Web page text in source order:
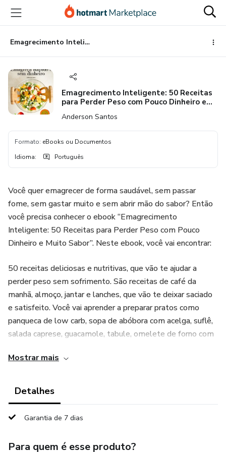
para
conteúdo
principal
para
pagamento
para
rodapé
Emagrecimento Inteligente: 50 Receitas para Perder Peso com Pouco Dinheiro e Muito Sabor
Emagrecimento Inteligente: 50 Receitas
para Perder Peso com Pouco Dinheiro e
Anderson Santos
Formato: eBooks ou Documentos
Idioma: Português
Você quer emagrecer de forma saudável, sem passar
fome, sem gastar muito e sem abrir mão do sabor? Então
você precisa conhecer o ebook “Emagrecimento
Inteligente: 50 Receitas para Perder Peso com Pouco
Dinheiro e Muito Sabor”. Neste ebook, você vai encontrar:
50 receitas deliciosas e nutritivas, que vão te ajudar a
perder peso sem sofrimento. São receitas de café da
manhã, almoço, jantar e lanches, que vão te deixar saciado
e satisfeito. Você vai aprender a preparar pratos como
panqueca de low carb, sopa de abóbora com acelga, suflê,
salada caprese, guacamole, tabule, omelete de forno com
gastar quase nada.
Um plano alimentar completo, que vai te orientar sobre o
e necessidades. Você vai saber quantas calorias, proteínas,
Mostrar mais
Detalhes
Garantia de 7 dias
Para quem é esse produto?